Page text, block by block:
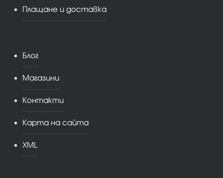
Плащане и доставка
Блог
Магазини
Контакти
Карта на сайта
XML